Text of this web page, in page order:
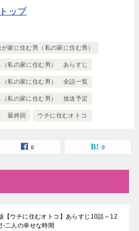
ップ
家に住む男（私の家に住む男）
（私の家に住む男） あらすじ
（私の家に住む男） 全話一覧
（私の家に住む男） 放送予定
最終回 ウチに住むオトコ
0 0
【ウチに住むオトコ】あらすじ10話～12
-二人の幸せな時間